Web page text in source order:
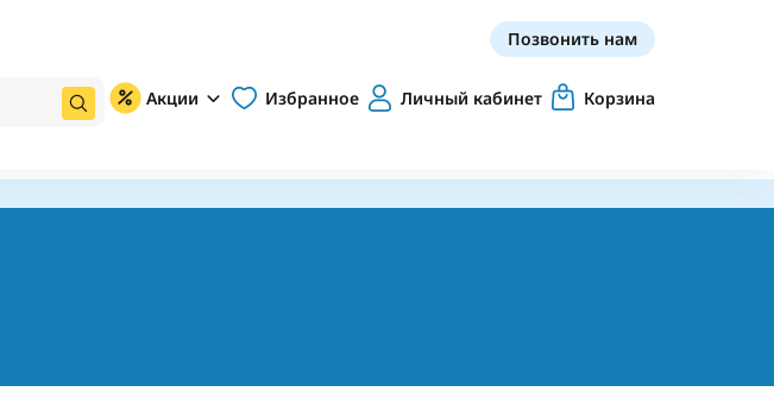
Позвонить нам
Акции Избранное Личный кабинет Корзина